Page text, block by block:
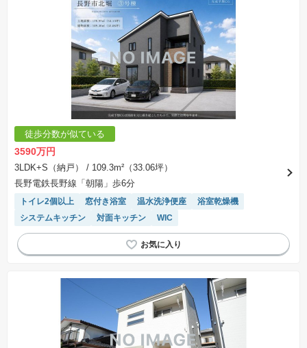
徒歩分数が似ている
3590万円
3LDK+S（納戸）
/ 109.3m²（33.06坪）
長野電鉄長野線「朝陽」歩6分
トイレ2個以上 窓付き浴室 温水洗浄便座
浴室乾燥機
システムキッチン
対面キッチン WIC